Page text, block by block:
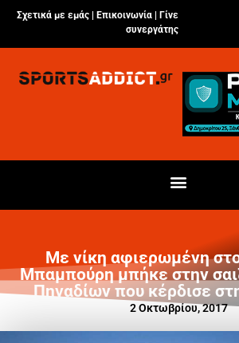
Σχετικά με εμάς | Επικοινωνία
Γίνε
συνεργάτης
Με νίκη αφιερωμένη
Μπαμπούρη μπήκε στην
Πηγαδίων που κέρδισε
2 Οκτωβρίου, 2017